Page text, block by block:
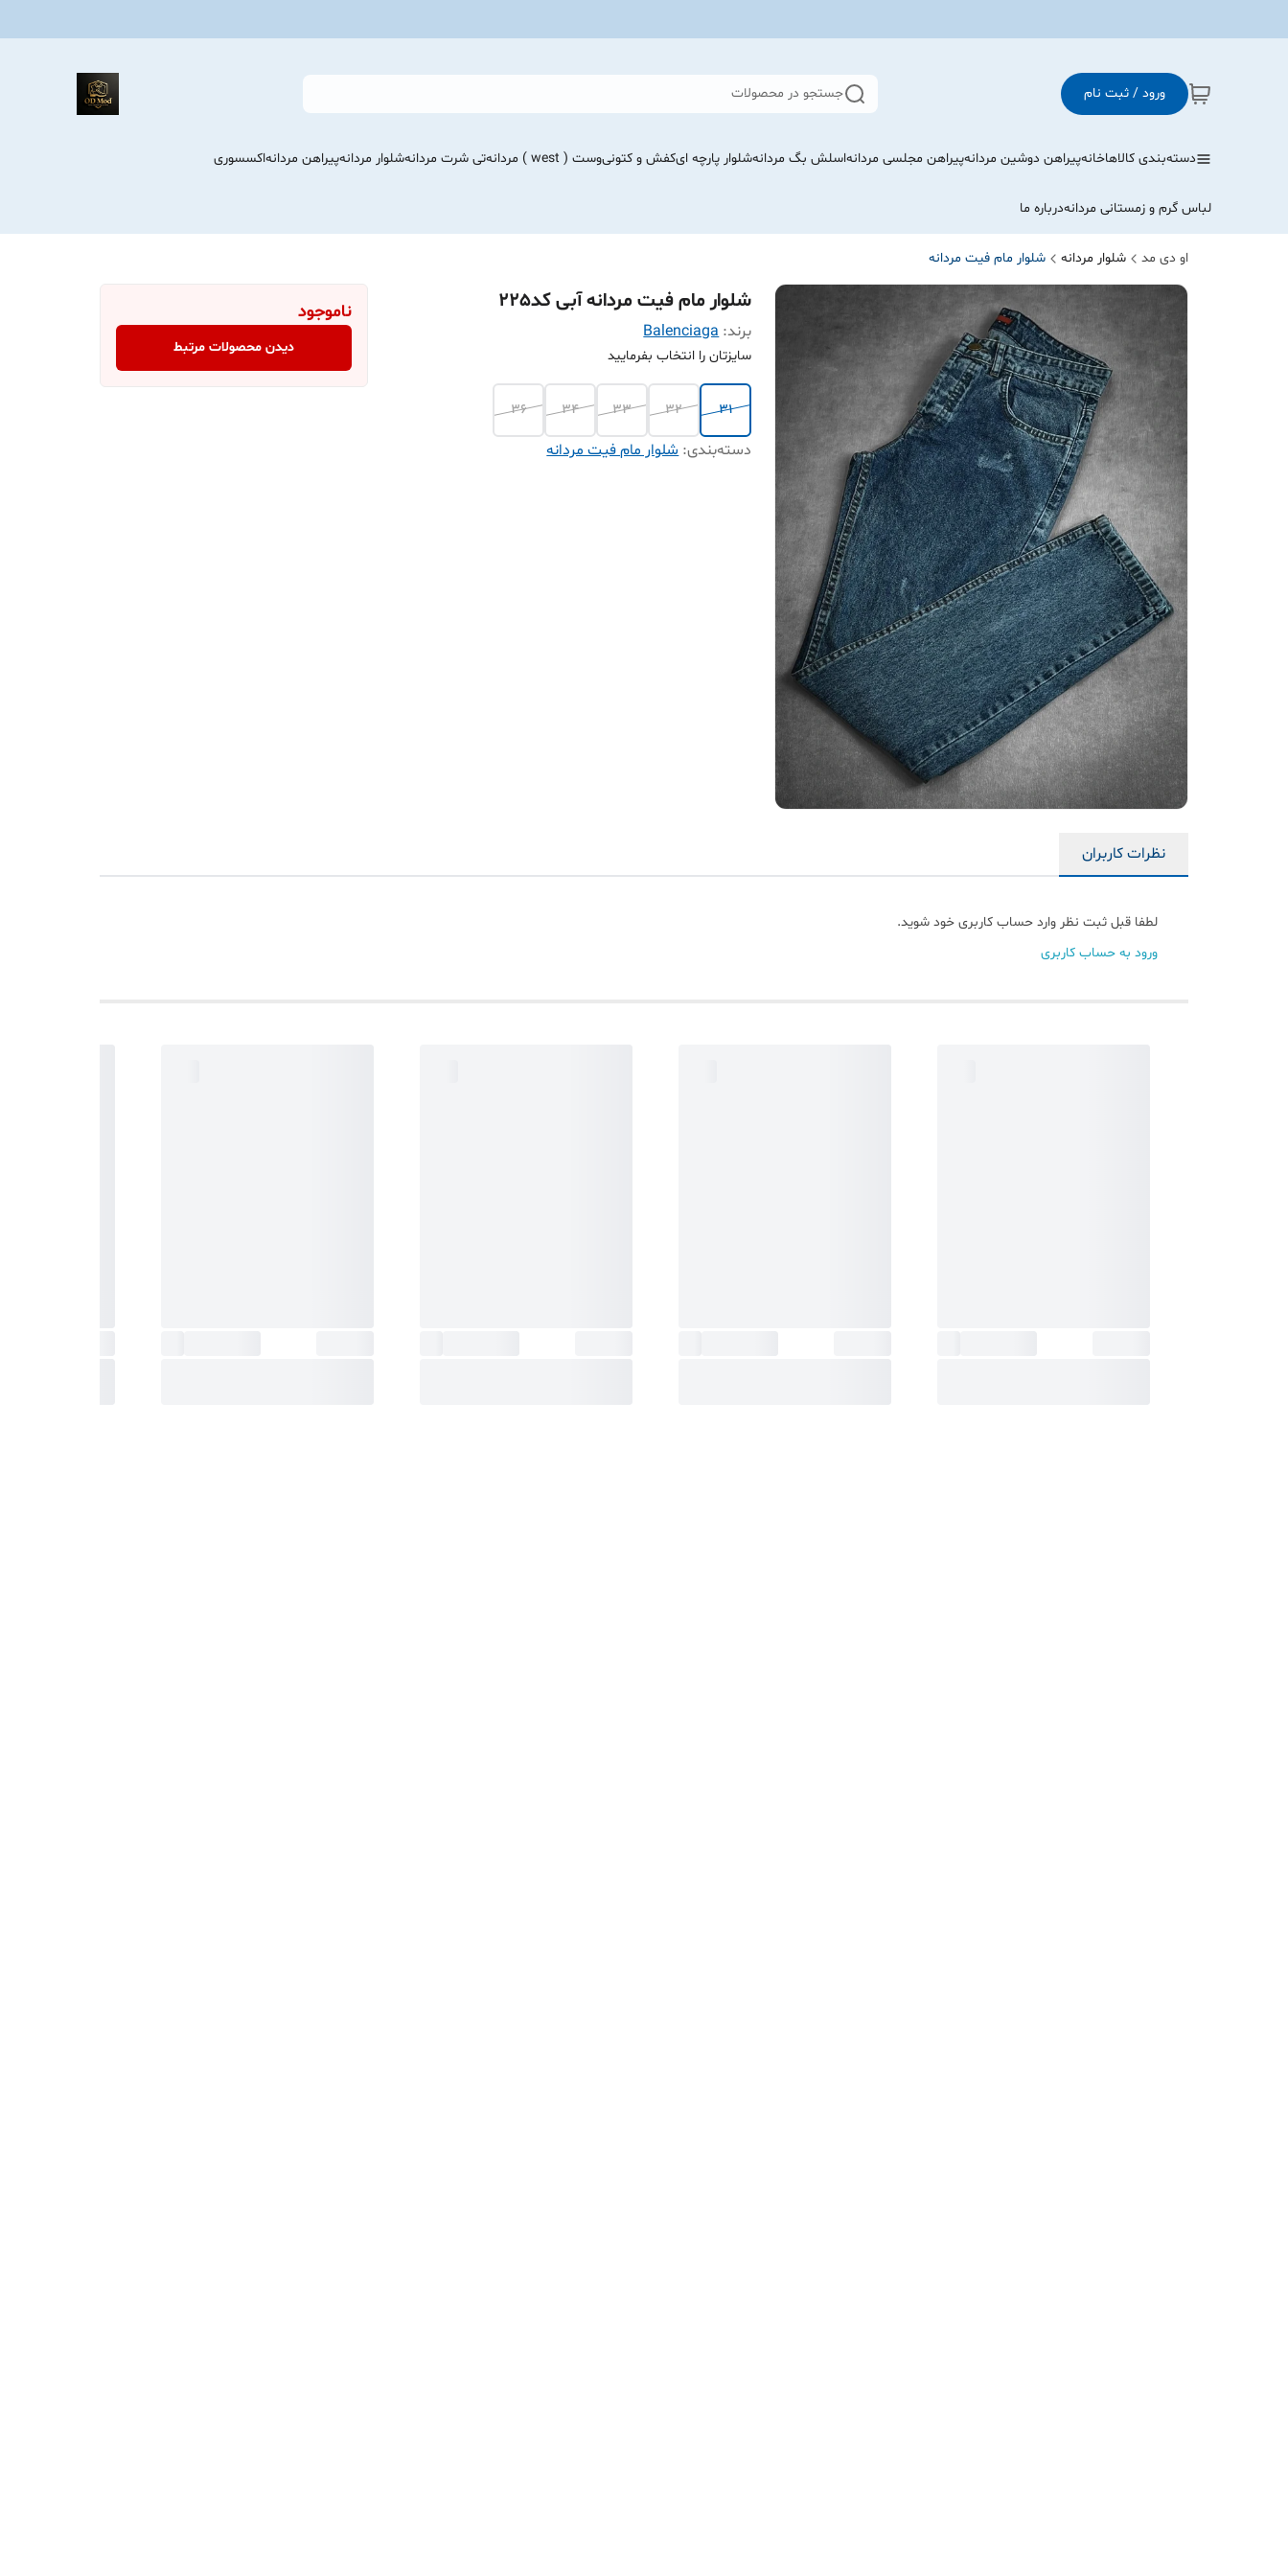
ورود / ثبت نام جستجو در محصولات
دسته‌بندی کالاهاخانهپیراهن دوشین مردانهپیراهن مجلسی مردانهاسلش بگ مردانهشلوار پارچه ایکفش و کتونیوست ( west ) مردانه تی شرت مردانهشلوار مردانهپیراهن مردانهاکسسوری
لباس گرم و زمستانی مردانهدرباره ما
او دی مد شلوار مردانه شلوار مام فیت مردانه
شلوار مام فیت مردانه آبی کد225
برند: Balenciaga
سایزتان را انتخاب بفرمایید
31
32
33
34
36
دسته‌بندی:شلوار مام فیت مردانه
ناموجود
دیدن محصولات مرتبط
نظرات کاربران
لطفا قبل ثبت نظر وارد حساب کاربری خود شوید.
ورود به حساب کاربری